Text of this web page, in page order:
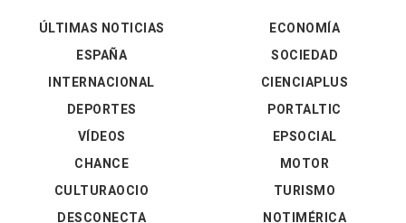
ÚLTIMAS NOTICIAS
ESPAÑA
INTERNACIONAL
DEPORTES
VÍDEOS
ECONOMÍA
SOCIEDAD
CIENCIAPLUS
PORTALTIC
EPSOCIAL
CHANCE
CULTURAOCIO
DESCONECTA
MOTOR
TURISMO
NOTIMÉRICA